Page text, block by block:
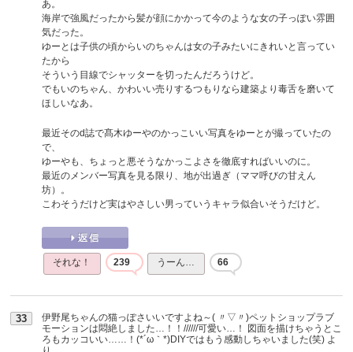
あ。
海岸で強風だったから髪が顔にかかって今のような女の子っぽい雰囲
気だった。
ゆーとは子供の頃からいのちゃんは女の子みたいにきれいと言ってい
たから
そういう目線でシャッターを切ったんだろうけど。
でもいのちゃん、かわいい売りするつもりなら建築より毒舌を磨いて
ほしいなあ。
最近そのd誌で髙木ゆーやのかっこいい写真をゆーとが撮っていたの
で、
ゆーやも、ちょっと悪そうなかっこよさを徹底すればいいのに。
最近のメンバー写真を見る限り、地が出過ぎ（ママ呼びの甘えん
坊）。
こわそうだけど実はやさしい男っていうキャラ似合いそうだけど。
それな！ 239 うーん… 66
33
伊野尾ちゃんの猫っぽさいいですよね～( 〃▽〃)ペットショップラブ
モーションは悶絶しました…！！//////可愛い…！ 図面を描けちゃうとこ
ろもカッコいい……！(*´ω｀*)DIYではもう感動しちゃいました(笑) よ